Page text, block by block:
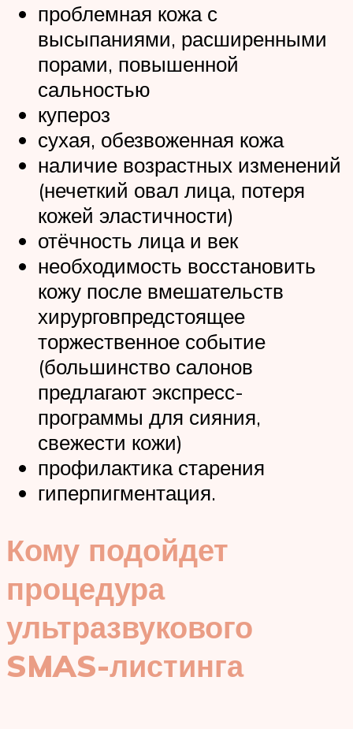
проблемная кожа с
высыпаниями, расширенными
порами, повышенной
сальностью
купероз
сухая, обезвоженная кожа
наличие возрастных изменений
(нечеткий овал лица, потеря
кожей эластичности)
отёчность лица и век
необходимость восстановить
кожу после вмешательств
хирурговпредстоящее
торжественное событие
(большинство салонов
предлагают экспресс-
программы для сияния,
свежести кожи)
профилактика старения
гиперпигментация.
Кому подойдет
процедура
ультразвукового
SMAS-листинга